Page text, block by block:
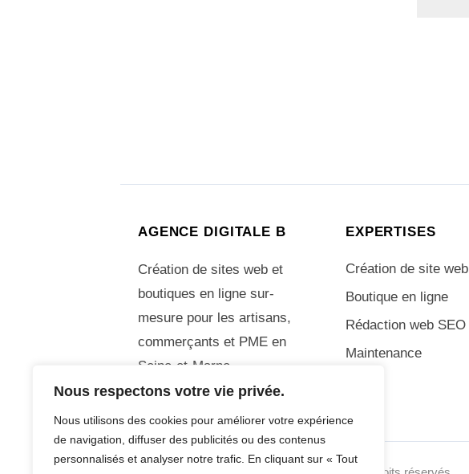
Nous respectons votre vie privée.
Nous utilisons des cookies pour améliorer votre expérience
de navigation, diffuser des publicités ou des contenus
personnalisés et analyser notre trafic. En cliquant sur « Tout
AGENCE DIGITALE B
Création de sites web et
boutiques en ligne sur-
mesure pour les artisans,
commerçants et PME en
Seine-et-Marne.
06 70 05 44 49
EXPERTISES
Création de site web
Boutique en ligne
Rédaction web SEO
Maintenance